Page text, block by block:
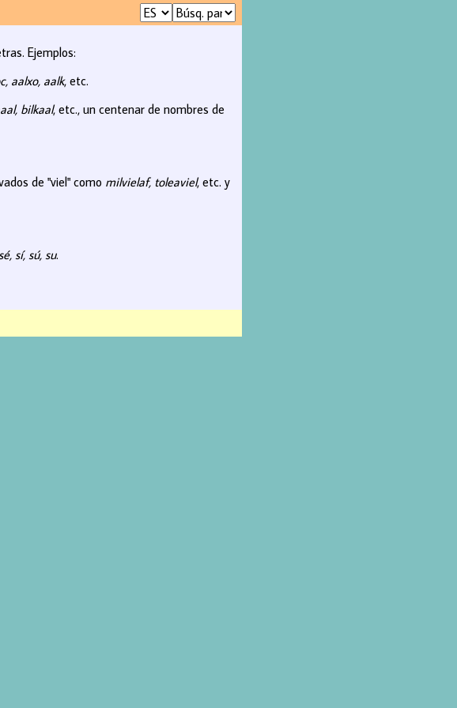
Ejemplos:
aalxo, aalk, etc.
bilkaal, etc., un centenar de nombres de
de "viel" como milvielaf, toleaviel, etc. y
sí, sú, su.